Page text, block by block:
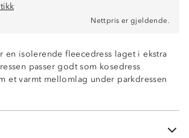
Nettpris er gjeldende.
en isolerende fleecedress laget i ekstra
passer godt som kosedress
et varmt mellomlag under parkdressen
klaff og knapp